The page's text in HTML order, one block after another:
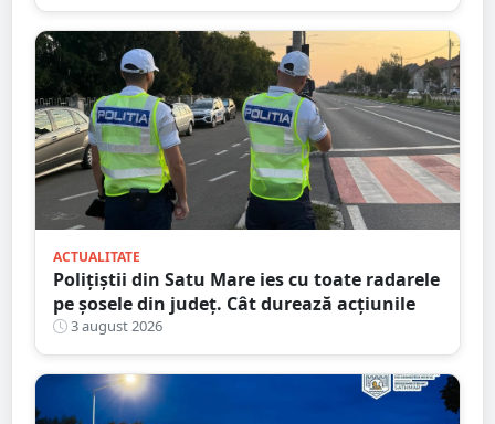
ACTUALITATE
Polițiștii din Satu Mare ies cu toate radarele
pe șosele din județ. Cât durează acțiunile
3 august 2026